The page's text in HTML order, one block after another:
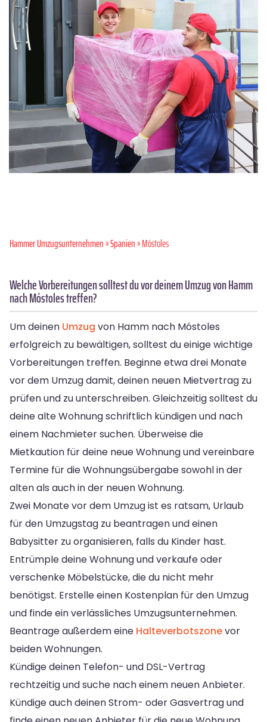
Hammer Umzugsunternehmen»Spanien» Móstoles
Welche Vorbereitungen solltest du vor deinem Umzug von Hamm
nach Móstoles treffen?
Um deinen Umzug von Hamm nach Móstoles
erfolgreich zu bewältigen, solltest du einige wichtige
Vorbereitungen treffen. Beginne etwa drei Monate
vor dem Umzug damit, deinen neuen Mietvertrag zu
prüfen und zu unterschreiben. Gleichzeitig solltest du
deine alte Wohnung schriftlich kündigen und nach
einem Nachmieter suchen. Überweise die
Mietkaution für deine neue Wohnung und vereinbare
Termine für die Wohnungsübergabe sowohl in der
alten als auch in der neuen Wohnung.
Zwei Monate vor dem Umzug ist es ratsam, Urlaub
für den Umzugstag zu beantragen und einen
Babysitter zu organisieren, falls du Kinder hast.
Entrümple deine Wohnung und verkaufe oder
verschenke Möbelstücke, die du nicht mehr
benötigst. Erstelle einen Kostenplan für den Umzug
und finde ein verlässliches Umzugsunternehmen.
Beantrage außerdem eine Halteverbotszonevor
beiden Wohnungen.
Kündige deinen Telefon- und DSL-Vertrag
rechtzeitig und suche nach einem neuen Anbieter.
Kündige auch deinen Strom- oder Gasvertrag und